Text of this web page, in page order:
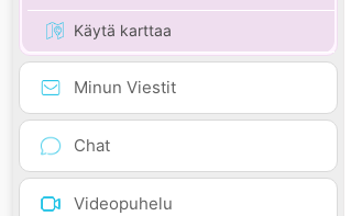
Käytä karttaa
Minun Viestit
Chat
Videopuhelu